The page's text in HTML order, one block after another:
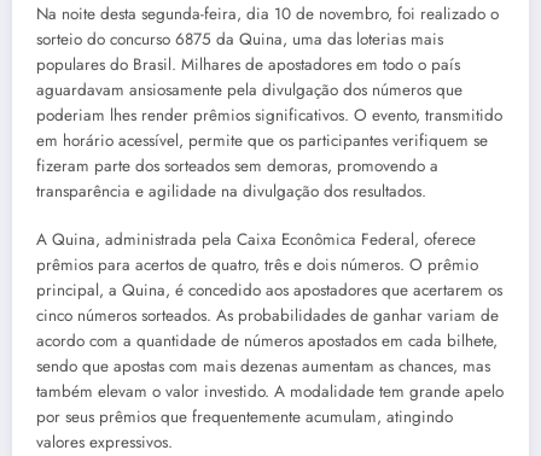
Na noite desta segunda-feira, dia 10 de novembro, foi realizado o
sorteio do concurso 6875 da Quina, uma das loterias mais
populares do Brasil. Milhares de apostadores em todo o país
aguardavam ansiosamente pela divulgação dos números que
poderiam lhes render prêmios significativos. O evento, transmitido
em horário acessível, permite que os participantes verifiquem se
fizeram parte dos sorteados sem demoras, promovendo a
transparência e agilidade na divulgação dos resultados.
A Quina, administrada pela Caixa Econômica Federal, oferece
prêmios para acertos de quatro, três e dois números. O prêmio
principal, a Quina, é concedido aos apostadores que acertarem os
cinco números sorteados. As probabilidades de ganhar variam de
acordo com a quantidade de números apostados em cada bilhete,
sendo que apostas com mais dezenas aumentam as chances, mas
também elevam o valor investido. A modalidade tem grande apelo
por seus prêmios que frequentemente acumulam, atingindo
valores expressivos.